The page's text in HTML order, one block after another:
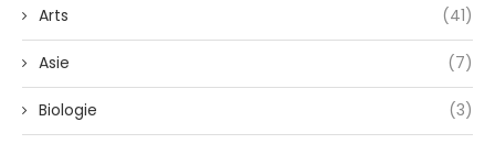
Arts (41)
Asie (7)
Biologie (3)